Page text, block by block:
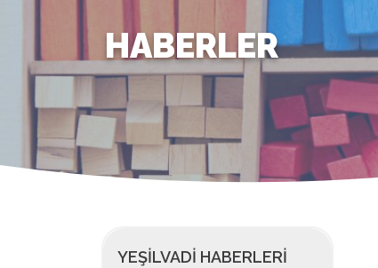
HABERLER
YEŞILVADI HABERLERI